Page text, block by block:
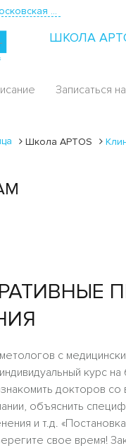
Москва и Московская область
ШКОЛА
Записаться
Школа APTOS
с
курс
докторов со
объяснить
и т.д.
свое время!